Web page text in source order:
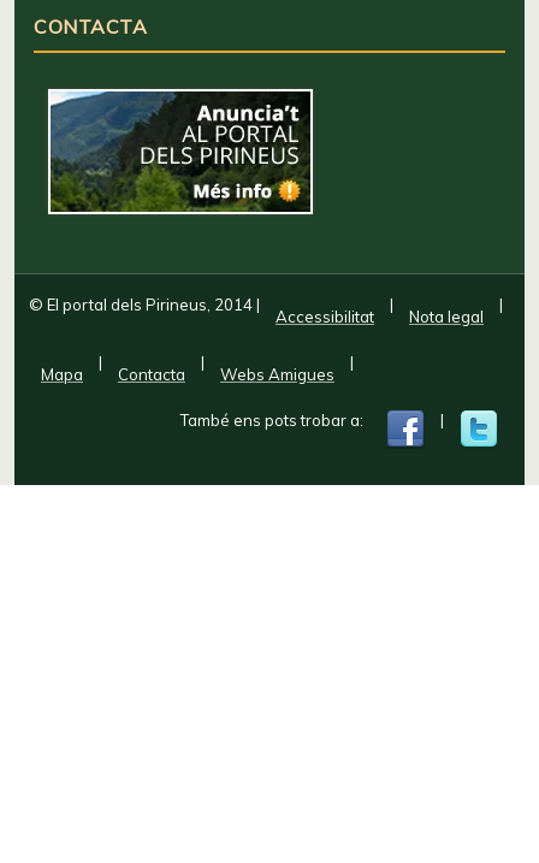
CONTACTA
© El portal dels Pirineus, 2014|
Accessibilitat
|
Nota legal
|
Mapa
|
Contacta
|
Webs Amigues
|
També ens pots trobar a: |